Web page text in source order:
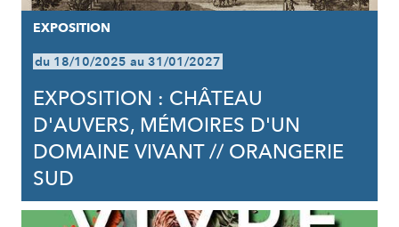
EXPOSITION
du 18/10/2025 au 31/01/2027
EXPOSITION : CHÂTEAU
D'AUVERS, MÉMOIRES D'UN
DOMAINE VIVANT // ORANGERIE
SUD